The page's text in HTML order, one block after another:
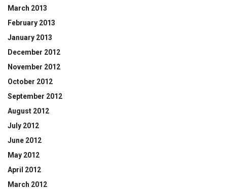
March 2013
February 2013
January 2013
December 2012
November 2012
October 2012
September 2012
August 2012
July 2012
June 2012
May 2012
April 2012
March 2012